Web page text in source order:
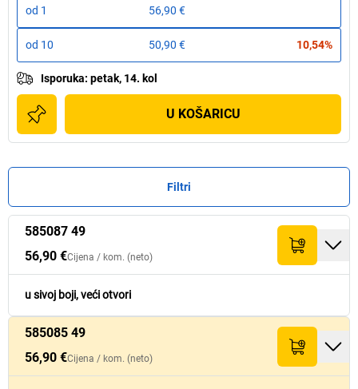
od 1 56,90 €
od 10 50,90 € 10,54%
Isporuka: petak, 14. kol
U KOŠARICU
Filtri
Br.
Cijena / kom.
Br.
Cijena / kom.
585087 49
56,90 €
585085 49
56,90 €
585087 49
56,90 €Cijena / kom. (neto)
u sivoj boji, veći otvori
585085 49
56,90 €Cijena / kom. (neto)